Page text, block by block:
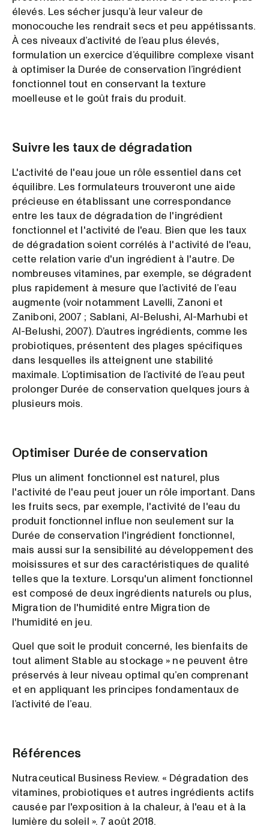
élevés. Les sécher jusqu’à leur valeur de
monocouche les rendrait secs et peu appétissants.
À ces niveaux d’activité de l’eau plus élevés,
formulation un exercice d’équilibre complexe visant
à optimiser la Durée de conservation l’ingrédient
fonctionnel tout en conservant la texture
moelleuse et le goût frais du produit.
Suivre les taux de dégradation
L'activité de l'eau joue un rôle essentiel dans cet
équilibre. Les formulateurs trouveront une aide
précieuse en établissant une correspondance
entre les taux de dégradation de l'ingrédient
fonctionnel et l'activité de l'eau. Bien que les taux
de dégradation soient corrélés à l'activité de l'eau,
cette relation varie d'un ingrédient à l'autre. De
nombreuses vitamines, par exemple, se dégradent
plus rapidement à mesure que l’activité de l’eau
augmente (voir notamment Lavelli, Zanoni et
Zaniboni, 2007 ; Sablani, Al-Belushi, Al-Marhubi et
Al-Belushi, 2007). D’autres ingrédients, comme les
probiotiques, présentent des plages spécifiques
dans lesquelles ils atteignent une stabilité
maximale. L’optimisation de l’activité de l’eau peut
prolonger Durée de conservation quelques jours à
plusieurs mois.
Optimiser Durée de conservation
Plus un aliment fonctionnel est naturel, plus
l'activité de l'eau peut jouer un rôle important. Dans
les fruits secs, par exemple, l'activité de l'eau du
produit fonctionnel influe non seulement sur la
Durée de conservation l'ingrédient fonctionnel,
mais aussi sur la sensibilité au développement des
moisissures et sur des caractéristiques de qualité
telles que la texture. Lorsqu'un aliment fonctionnel
est composé de deux ingrédients naturels ou plus,
Migration de l'humidité entre Migration de
l'humidité en jeu.
Quel que soit le produit concerné, les bienfaits de
tout aliment Stable au stockage » ne peuvent être
préservés à leur niveau optimal qu’en comprenant
et en appliquant les principes fondamentaux de
l’activité de l’eau.
Références
Nutraceutical Business Review. « Dégradation des
vitamines, probiotiques et autres ingrédients actifs
causée par l'exposition à la chaleur, à l'eau et à la
lumière du soleil ». 7 août 2018.